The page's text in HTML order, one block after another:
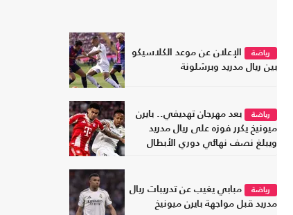
رياضة
الإعلان عن موعد الكلاسيكو
بين ريال مدريد وبرشلونة
رياضة
بعد مهرجان تهديفي.. بايرن
ميونيخ يكرر فوزه على ريال مدريد
ويبلغ نصف نهائي دوري الأبطال
رياضة
مبابي يغيب عن تدريبات ريال
مدريد قبل مواجهة بايرن ميونيخ